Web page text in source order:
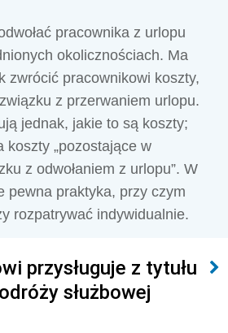
pracownika z urlopu
okolicznościach. Ma
zwrócić pracownikowi koszty,
z przerwaniem urlopu.
jednak, jakie to są koszty;
koszty „pozostające w
z odwołaniem z urlopu”. W
pewna praktyka, przy czym
rozpatrywać indywidualnie.
przysługuje z tytułu
służbowej